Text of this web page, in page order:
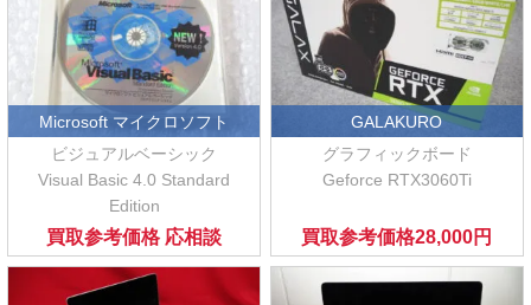
Microsoft マイクロソフト
ビジュアルベーシック
Visual Basic 4.0 Standard
Edition
買取参考価格応相談
GALAKURO
グラフィックボード
Geforce RTX3060Ti
買取参考価格28,000円